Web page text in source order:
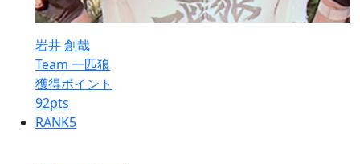
岩井 創哉
Team 一匹狼
獲得ポイント
92pts
RANK5